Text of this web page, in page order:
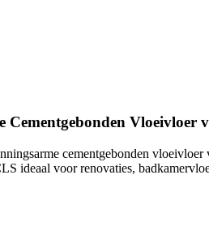
Cementgebonden Vloeivloer
cementgebonden
ideaal voor renovaties,